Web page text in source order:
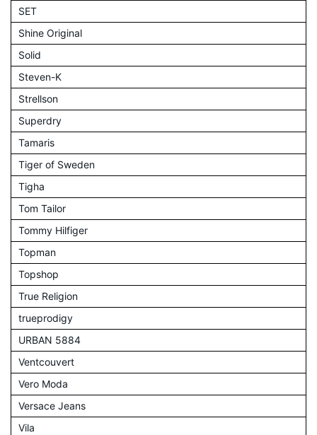
SET
Shine Original
Solid
Steven-K
Strellson
Superdry
Tamaris
Tiger of Sweden
Tigha
Tom Tailor
Tommy Hilfiger
Topman
Topshop
True Religion
trueprodigy
URBAN 5884
Ventcouvert
Vero Moda
Versace Jeans
Vila